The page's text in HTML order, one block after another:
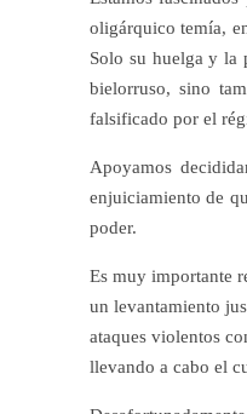
oligárquico temía,
Solo su huelga y la
bielorruso, sino
falsificado por el
Apoyamos
enjuiciamiento de
poder.
Es muy importante
un levantamiento
ataques violentos
llevando a cabo el